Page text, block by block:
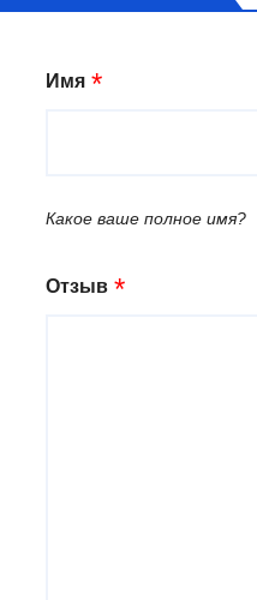
Имя
Какое ваше полное имя?
Отзыв